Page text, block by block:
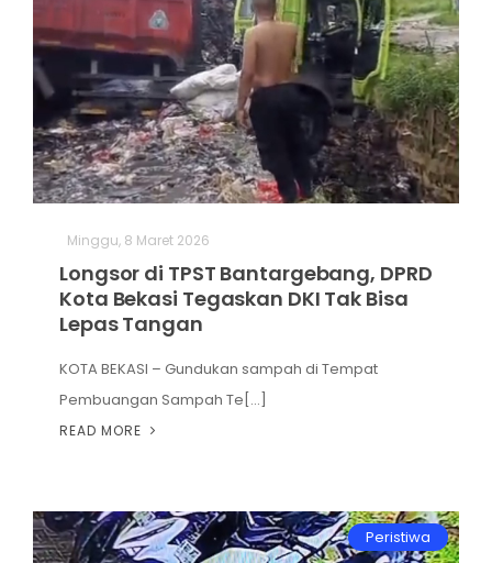
Megapolitan
Hukum
Ekonomi
Hiburan
Olahraga
Advertorial
Opini
Minggu, 8 Maret 2026
Longsor di TPST Bantargebang, DPRD
Kota Bekasi Tegaskan DKI Tak Bisa
Lepas Tangan
KOTA BEKASI – Gundukan sampah di Tempat
Pembuangan Sampah Te[...]
READ MORE
Peristiwa